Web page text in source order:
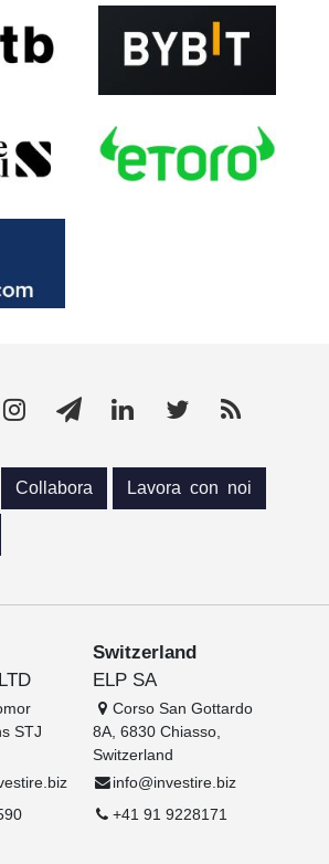
Collabora Lavora con noi
STJ
Switzerland
ELP SA
Corso San Gottardo
8A, 6830 Chiasso,
Switzerland
info@investire.biz
+41 91 9228171